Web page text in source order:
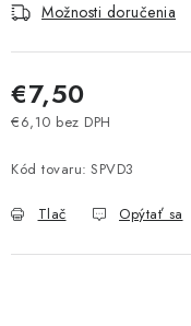
ZNAČKY
Ako nakupovať
Návod na údržbu nábytku
Pravidlá zliav a akcií
Možnosti doručenia
€7,50
€6,10 bez DPH
Kód tovaru: SPVD3
Tlač Opýtať sa